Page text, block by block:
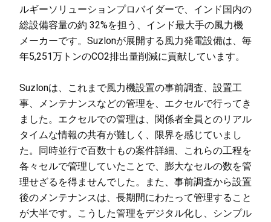
ルギーソリューションプロバイダーで、インド国内の
総設備容量の約 32%を担う、インド最大手の風力機
メーカーです。Suzlonが展開する風力発電設備は、毎
年5,251万トンのCO2排出量削減に貢献しています。
Suzlonは、これまで風力機設置の事前調査、設置工
事、メンテナンスなどの管理を、エクセルで行ってき
ました。エクセルでの管理は、関係者全員とのリアル
タイムな情報の共有が難しく、限界を感じていまし
た。同時並行で百数十もの案件詳細、これらの工程を
各々セルで管理していたことで、膨大なセルの数を管
理せざるを得ませんでした。また、事前調査から設置
後のメンテナンスは、長期間にわたって管理すること
が大半です。こうした管理をデジタル化し、シンプル